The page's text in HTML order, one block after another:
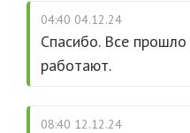
04:40 04.12.24
Спасибо. Все
работают.
08:40 12.12.24